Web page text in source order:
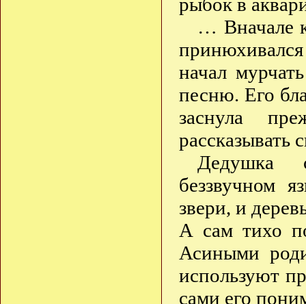
… Вначале
начал
песню. Его
заснула
рассказывать
Дедушка
беззвучном
звери, и
А сам тихо
Асиными
используют
сами его